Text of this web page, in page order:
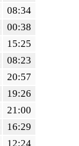
08:34
00:38
15:25
08:23
20:57
19:26
21:00
16:29
12:24